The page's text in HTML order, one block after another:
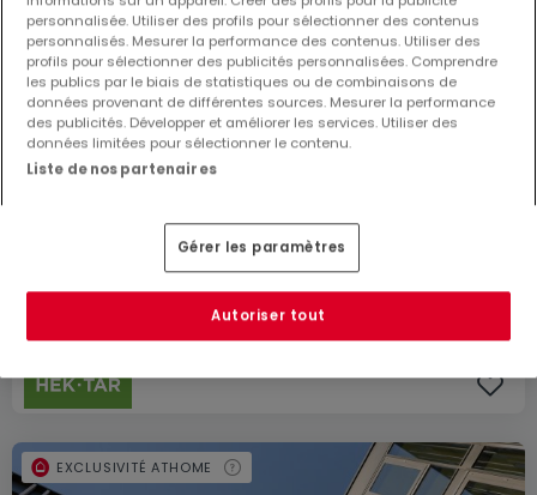
Luxembourg-Gasperich -
Cloche d'or
1
EXCLUSIVITÉ ATHOME
personnalisée. Utiliser des profils pour sélectionner des contenus
personnalisés. Mesurer la performance des contenus. Utiliser des
profils pour sélectionner des publicités personnalisées. Comprendre
les publics par le biais de statistiques ou de combinaisons de
données provenant de différentes sources. Mesurer la performance
des publicités. Développer et améliorer les services. Utiliser des
données limitées pour sélectionner le contenu.
Liste de nos partenaires
Gérer les paramètres
Autoriser tout